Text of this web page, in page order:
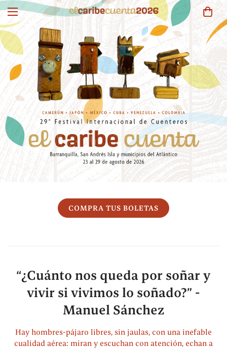
COMPRA TUS BOLETAS
“¿Cuánto nos queda por soñar y
vivir si vivimos lo soñado?” -
Manuel Sánchez
Hay hombres-pájaro libres, sin jaulas, con una inefable
cualidad aérea: miran y escuchan con atención, echan a